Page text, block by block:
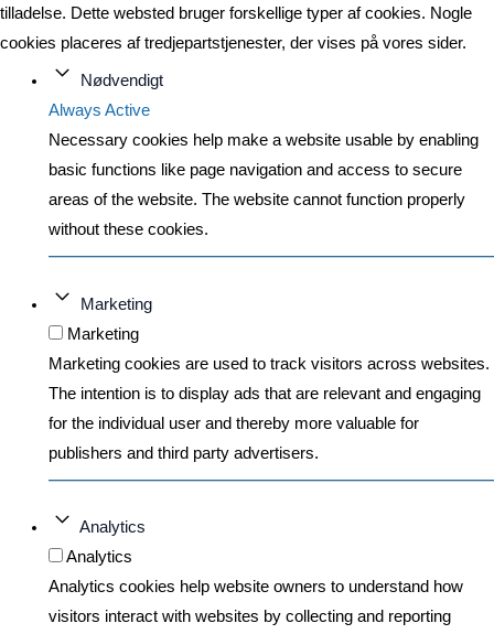
tilladelse. Dette websted bruger forskellige typer af cookies. Nogle
cookies placeres af tredjepartstjenester, der vises på vores sider.
Nødvendigt
Always Active
Necessary cookies help make a website usable by enabling
basic functions like page navigation and access to secure
areas of the website. The website cannot function properly
without these cookies.
Marketing
Marketing
Marketing cookies are used to track visitors across websites.
The intention is to display ads that are relevant and engaging
for the individual user and thereby more valuable for
publishers and third party advertisers.
Analytics
Analytics
Analytics cookies help website owners to understand how
visitors interact with websites by collecting and reporting